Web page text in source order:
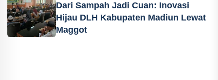
Dari Sampah Jadi Cuan: Inovasi
Hijau DLH Kabupaten Madiun Lewat
Maggot